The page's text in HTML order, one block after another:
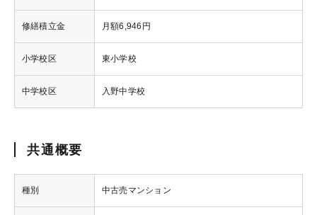
修繕積立金 月額6,946円
小学校区 東小学校
中学校区 入野中学校
共通概要
種別 中古売マンション